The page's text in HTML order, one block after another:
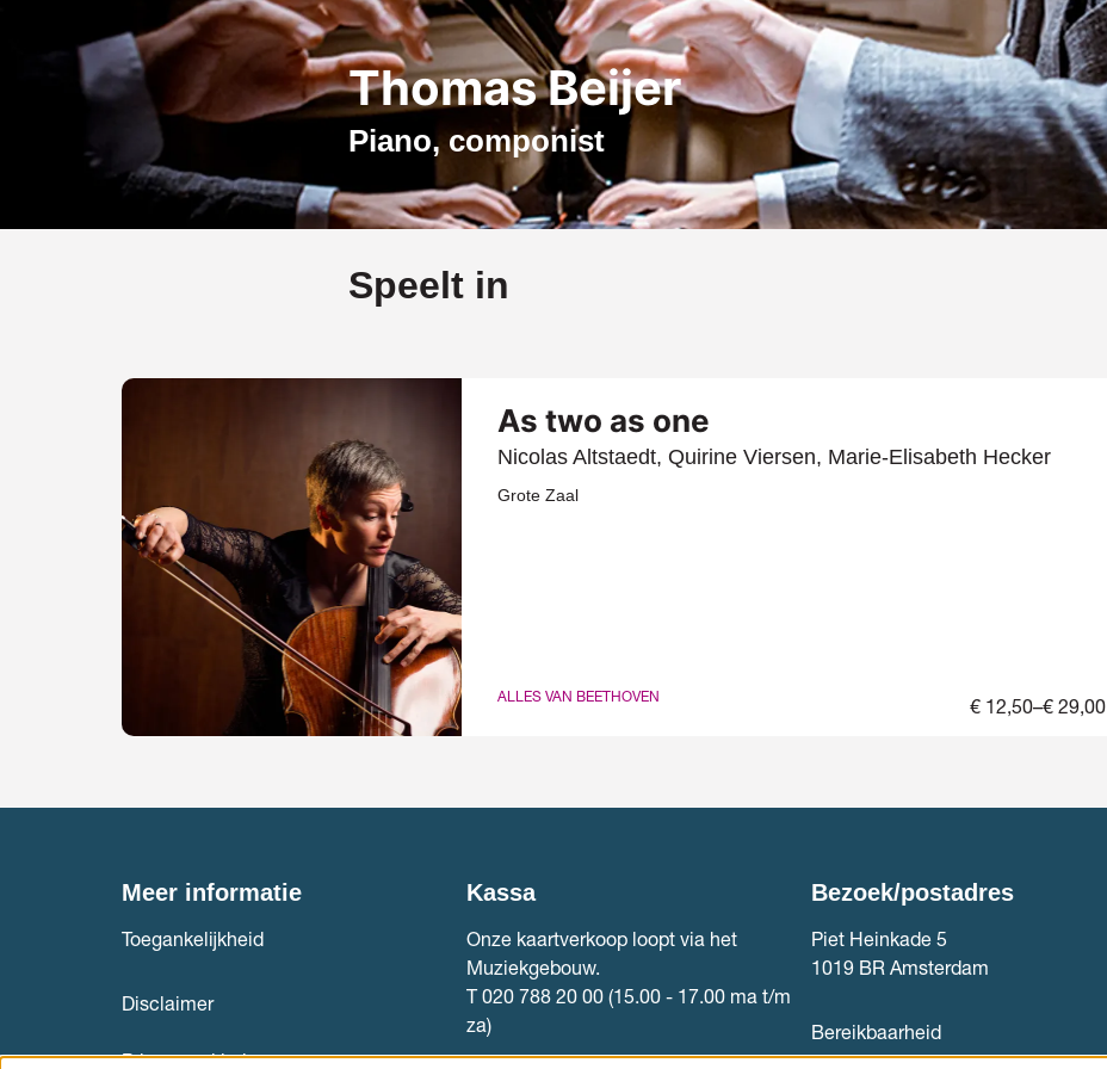
Thomas Beijer
Piano, componist
Speelt in
As two as one
Nicolas Altstaedt, Quirine Viersen, Marie-Elisabeth Hecker
Grote Zaal
ALLES VAN BEETHOVEN € 12,50–€ 29,00
Meer informatie
Toegankelijkheid
Disclaimer
Privacyverklaring
Kassa
Onze kaartverkoop loopt via het
Muziekgebouw.
T 020 788 20 00 (15.00 - 17.00 ma t/m
za)
Bezoek/postadres
Piet Heinkade 5
1019 BR Amsterdam
Bereikbaarheid